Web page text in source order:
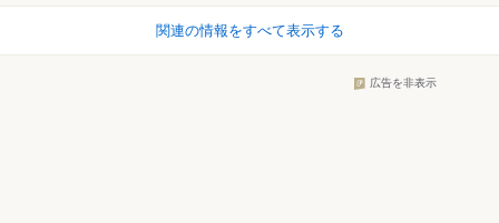
関連の情報をすべて表示する
広告を非表示